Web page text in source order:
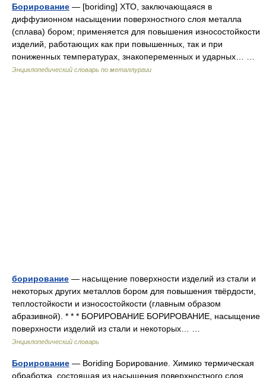
Борирование — [boriding] ХТО, заключающаяся в
диффузионном насыщении поверхностного слоя металла
(сплава) бором; применяется для повышения износостойкости
изделий, работающих как при повышенных, так и при
пониженных температураx, знакопеременных и ударных… …
Энциклопедический словарь по металлургии
борирование — насыщение поверхности изделий из стали и
некоторых других металлов бором для повышения твёрдости,
теплостойкости и износостойкости (главным образом
абразивной). * * * БОРИРОВАНИЕ БОРИРОВАНИЕ, насыщение
поверхности изделий из стали и некоторых… …
Энциклопедический словарь
Борирование — Boriding Борирование. Химико термическая
обработка, состоящая из насыщения поверхностного слоя